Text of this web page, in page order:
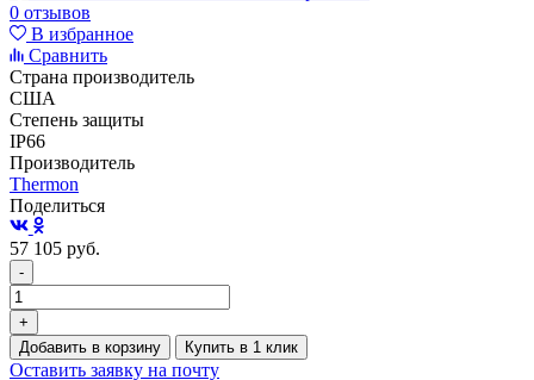
0 отзывов
В избранное
Сравнить
Страна производитель
США
Степень защиты
IP66
Производитель
Thermon
Поделиться
57 105 руб.
-
+
Добавить в корзину
Купить в 1 клик
Оставить заявку на почту